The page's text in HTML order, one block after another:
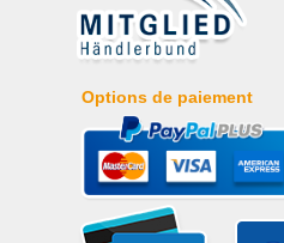
Options de paiement